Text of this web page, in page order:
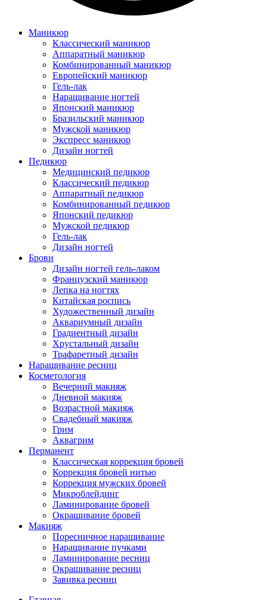
Маникюр
Классический маникюр
Аппаратный маникюр
Комбинированный маникюр
Европейский маникюр
Гель-лак
Наращивание ногтей
Японский маникюр
Бразильский маникюр
Мужской маникюр
Экспресс маникюр
Дизайн ногтей
Педикюр
Медицинский педикюр
Классический педикюр
Аппаратный педикюр
Комбинированный педикюр
Японский педикюр
Мужской педикюр
Гель-лак
Дизайн ногтей
Брови
Дизайн ногтей гель-лаком
Французский маникюр
Лепка на ногтях
Китайская роспись
Художественный дизайн
Аквариумный дизайн
Градиентный дизайн
Хрустальный дизайн
Трафаретный дизайн
Наращивание ресниц
Косметология
Вечерний макияж
Дневной макияж
Возрастной макияж
Свадебный макияж
Грим
Аквагрим
Перманент
Классическая коррекция бровей
Коррекция бровей нитью
Коррекция мужских бровей
Микроблейдинг
Ламинирование бровей
Окрашивание бровей
Макияж
Поресничное наращивание
Наращивание пучками
Ламинирование ресниц
Окрашивание ресниц
Завивка ресниц